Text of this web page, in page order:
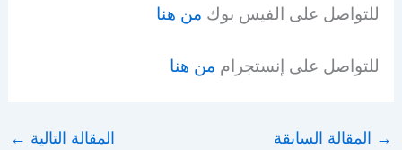
للتواصل على الفيس بوك من هنا
للتواصل على إنستجرام من هنا
→ المقالة السابقة المقالة التالية ←